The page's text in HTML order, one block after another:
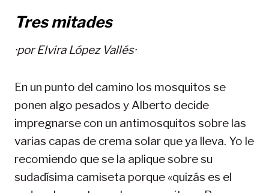
Tres mitades
·porElvira López Vallés·
En un punto del camino los mosquitos se
ponen algo pesados y Alberto decide
impregnarse con un antimosquitos sobre las
varias capas de crema solar que ya lleva. Yo le
recomiendo que se la aplique sobre su
sudadísima camiseta porque «quizás es el